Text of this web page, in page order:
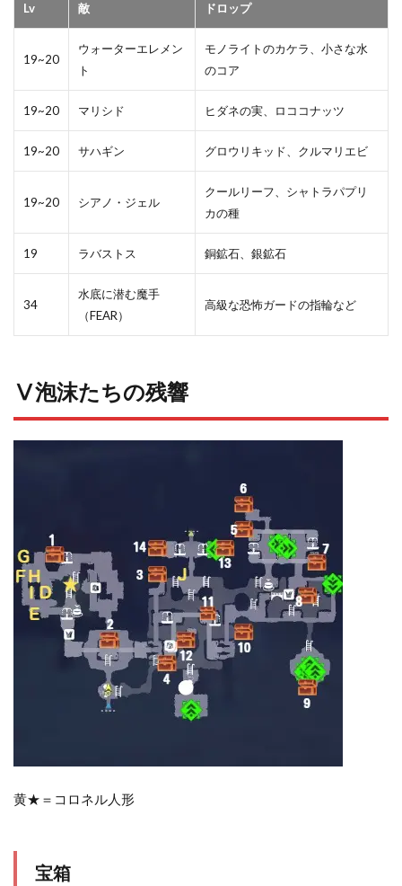
Lv 敵 ドロップ
19~20
ウォーターエレメン
ト
モノライトのカケラ、小さな水
のコア
19~20 マリシド ヒダネの実、ロココナッツ
19~20 サハギン グロウリキッド、クルマリエビ
19~20 シアノ・ジェル
クールリーフ、シャトラパプリ
カの種
19 ラバストス 銅鉱石、銀鉱石
34
水底に潜む魔手
（FEAR）
高級な恐怖ガードの指輪など
Ⅴ泡沫たちの残響
黄★＝コロネル人形
宝箱